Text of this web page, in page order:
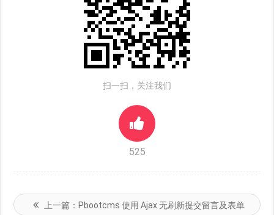
扫一扫，关注我们
525
上一篇： Pbootcms 使用 Ajax 无刷新提交留言及表单